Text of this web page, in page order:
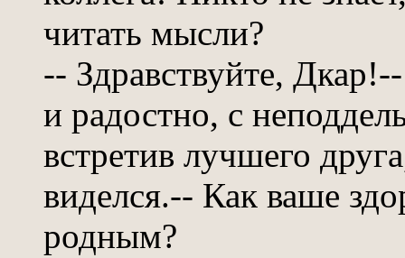
читать мысли?
-- Здравствуйте,
и радостно, с
встретив лучшего
виделся.-- Как ваше
родным?